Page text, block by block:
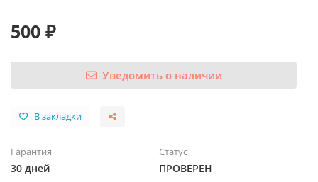
500 ₽
Уведомить о наличии
В закладки
Гарантия
30 дней
Статус
ПРОВЕРЕН